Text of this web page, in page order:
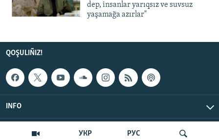
УКР РУС
dep, insanlar yarıqsız ve suvsuz
yaşamağa azırlar"
QOŞULIÑIZ!
INFO
© Qırım.Aqiqat, 2026 | All Rights Reserved.